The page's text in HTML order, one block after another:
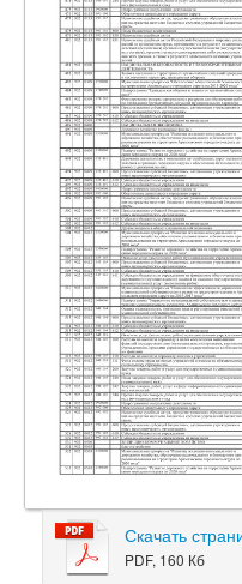
Скачать
PDF, 160 Кб